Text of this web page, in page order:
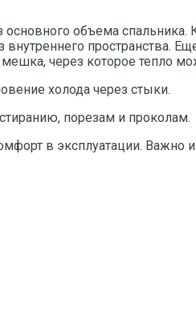
основного объема
пространства.
через которое тепло
холода через стыки.
порезам и проколам.
в эксплуатации. Важно